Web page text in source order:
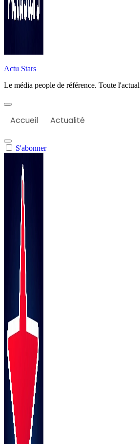
Actu Stars
Le média people de référence. Toute
Accueil Actualité
S'abonner